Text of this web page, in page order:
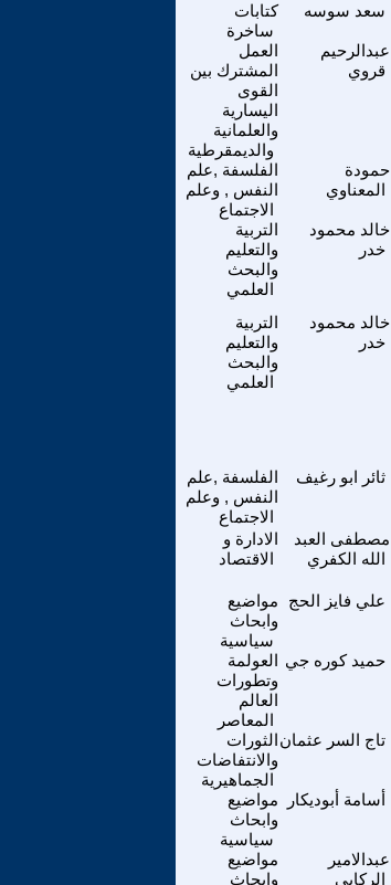
كتابات
ساخرة
سعد سوسه
العمل
المشترك بين
القوى
اليسارية
والعلمانية
والديمقرطية
عبدالرحيم
قروي
الفلسفة ,علم
النفس , وعلم
الاجتماع
حمودة
المعناوي
التربية
والتعليم
والبحث
العلمي
خالد محمود
خدر
التربية
والتعليم
والبحث
العلمي
خالد محمود
خدر
الفلسفة ,علم
النفس , وعلم
الاجتماع
ثائر ابو رغيف
الادارة و
الاقتصاد
مصطفى العبد
الله الكفري
مواضيع
وابحاث
سياسية
علي فايز الحج
العولمة
وتطورات
العالم
المعاصر
حميد كوره جي
الثورات
والانتفاضات
الجماهيرية
تاج السر عثمان
مواضيع
وابحاث
سياسية
أسامة أبوديكار
مواضيع
وابحاث
عبدالامير
الركابي